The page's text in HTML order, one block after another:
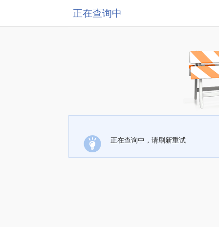
正在查询中
正在查询中，请刷新重试